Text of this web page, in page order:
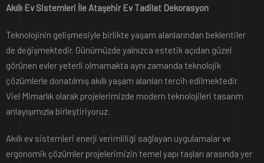
Akıllı Ev Sistemleri İle Ataşehir Ev Tadilat Dekorasyon
Teknolojinin gelişmesiyle birlikte yaşam alanlarından beklentiler
de değişmektedir. Günümüzde yalnızca estetik açıdan güzel
görünen evler yeterli olmamakta aynı zamanda teknolojik
çözümlerle donatılmış akıllı yaşam alanları tercih edilmektedir.
Viel Mimarlık olarak projelerimizde modern teknolojileri tasarım
anlayışımızla birleştiriyoruz.
Akıllı ev sistemleri enerji verimliliği sağlayan uygulamalar ve
ergonomik çözümler projelerimizin temel yapı taşları arasında yer